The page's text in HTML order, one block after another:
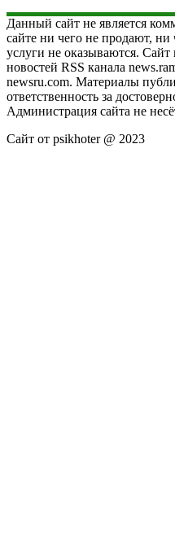
Данный сайт не является
сайте ни чего не продают,
услуги не оказываются. Сайт
новостей RSS канала
newsru.com. Материалы
ответственность за
Администрация сайта не
Сайт от psikhoter @ 2023